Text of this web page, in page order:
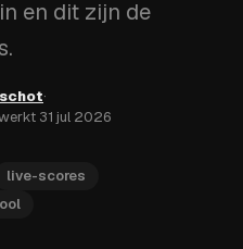
en dit zijn de
·
31 jul 2026
live-scores